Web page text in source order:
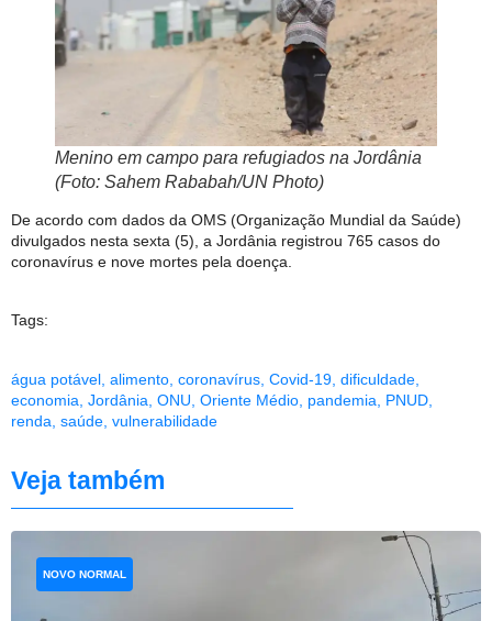
Menino em campo para refugiados na Jordânia
(Foto: Sahem Rababah/UN Photo)
De acordo com dados da OMS (Organização Mundial da Saúde)
divulgados nesta sexta (5), a Jordânia registrou 765 casos do
coronavírus e nove mortes pela doença.
Tags:
água potável alimento coronavírus Covid-19 dificuldade
economia Jordânia ONU Oriente Médio pandemia PNUD
renda saúde vulnerabilidade
Veja também
NOVO NORMAL